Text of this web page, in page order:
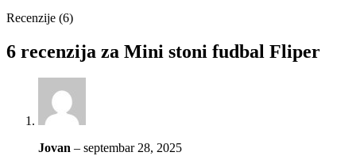
Recenzije (6)
6 recenzija za Mini stoni fudbal Fliper
Jovan – septembar 28, 2025